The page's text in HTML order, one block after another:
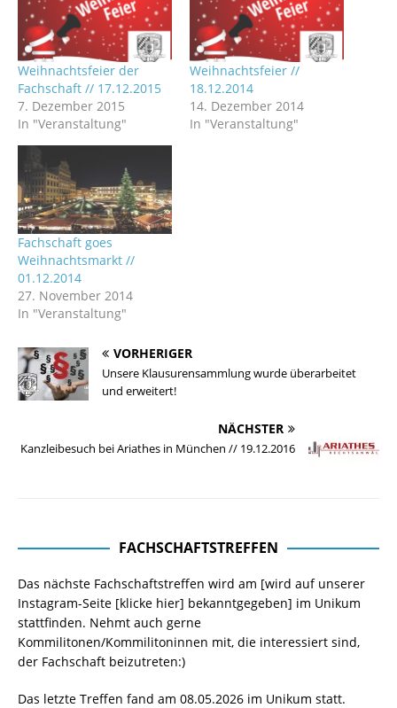
Weihnachtsfeier der
Fachschaft // 17.12.2015
7. Dezember 2015
In "Veranstaltung"
Weihnachtsfeier //
18.12.2014
14. Dezember 2014
In "Veranstaltung"
Fachschaft goes
Weihnachtsmarkt //
01.12.2014
27. November 2014
In "Veranstaltung"
VORHERIGER
Unsere Klausurensammlung wurde überarbeitet
und erweitert!
NÄCHSTER
Kanzleibesuch bei Ariathes in München // 19.12.2016
FACHSCHAFTSTREFFEN
Das nächste Fachschaftstreffen wird am [wird auf unserer
Instagram-Seite [klicke hier] bekanntgegeben] im Unikum
stattfinden. Nehmt auch gerne
Kommilitonen/Kommilitoninnen mit, die interessiert sind,
der Fachschaft beizutreten:)
Das letzte Treffen fand am 08.05.2026 im Unikum statt.